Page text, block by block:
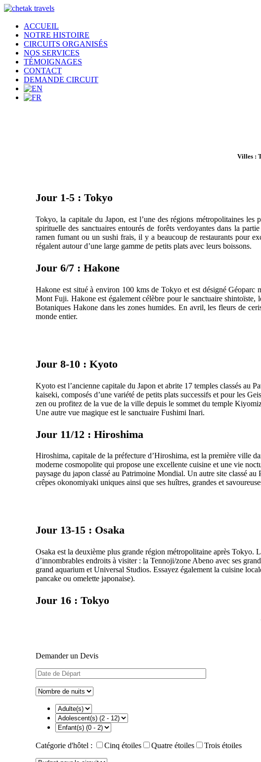
ACCUEIL
NOTRE HISTOIRE
CIRCUITS ORGANISÉS
NOS SERVICES
TÉMOIGNAGES
CONTACT
DEMANDE CIRCUIT
Villes :
Jour 1-5 : Tokyo
Tokyo, la capitale du Japon, est l’une des régions métropolitaines
spirituelle des sanctuaires entourés de forêts verdoyantes dans la
ramen fumant ou un sushi frais, il y a beaucoup de restaurants pour
régalent autour d’une large gamme de petits plats avec leurs boissons.
Jour 6/7 : Hakone
Hakone est situé à environ 100 kms de Tokyo et est désigné Géoparc
Mont Fuji. Hakone est également célèbre pour le sanctuaire
Botaniques Hakone dans les zones humides. En avril, les fleurs de
monde entier.
Jour 8-10 : Kyoto
Kyoto est l’ancienne capitale du Japon et abrite 17 temples classés au
kaiseki, composés d’une variété de petits plats successifs et pour les
zen ou profitez de la vue de la ville depuis le sommet du temple
Une autre vue magique est le sanctuaire Fushimi Inari.
Jour 11/12 : Hiroshima
Hiroshima, capitale de la préfecture d’Hiroshima, est la première ville
moderne cosmopolite qui propose une excellente cuisine et une vie
paysage du japon classé au Patrimoine Mondial. Un autre site classé
crêpes okonomiyaki uniques ainsi que ses huîtres, grandes et
Jour 13-15 : Osaka
Osaka est la deuxième plus grande région métropolitaine après
d’innombrables endroits à visiter : la Tennoji/zone Abeno avec ses
grand aquarium et Universal Studios. Essayez également la cuisine
pancake ou omelette japonaise).
Jour 16 : Tokyo
Demander un Devis
Catégorie d'hôtel : Cinq étoiles Quatre étoiles Trois étoiles